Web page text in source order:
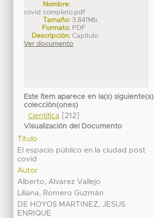
Nombre:
covid completo.pdf
Tamaño: 3.841Mb
Formato: PDF
Descripción: Capítulo
Ver documento
Este ítem aparece en la(s) siguiente(s)
colección(ones)
Científica[212]
Visualización del Documento
Título
El espacio público en la ciudad post
covid
Autor
Alberto, Alvarez Vallejo
Liliana, Romero Guzmán
DE HOYOS MARTINEZ, JESUS
ENRIQUE